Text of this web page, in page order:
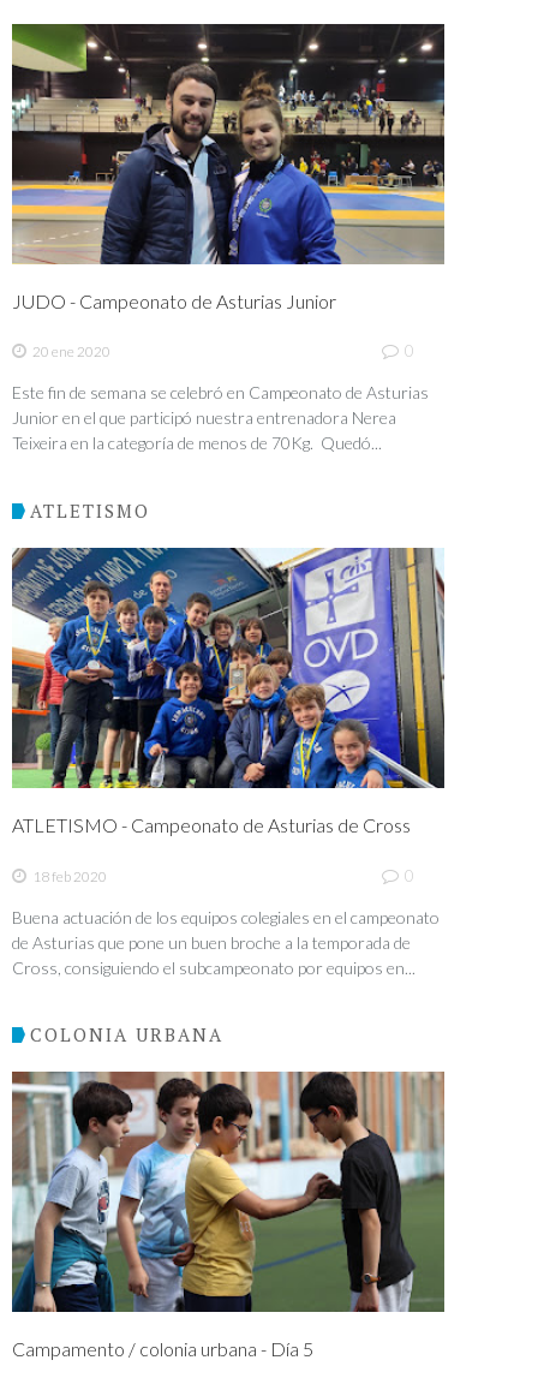
JUDO - Campeonato de Asturias Junior
20 ene 2020 0
Este fin de semana se celebró en Campeonato de Asturias
Junior en el que participó nuestra entrenadora Nerea
Teixeira en la categoría de menos de 70Kg. Quedó...
ATLETISMO
ATLETISMO - Campeonato de Asturias de Cross
18 feb 2020 0
Buena actuación de los equipos colegiales en el campeonato
de Asturias que pone un buen broche a la temporada de
Cross, consiguiendo el subcampeonato por equipos en...
COLONIA URBANA
Campamento / colonia urbana - Día 5